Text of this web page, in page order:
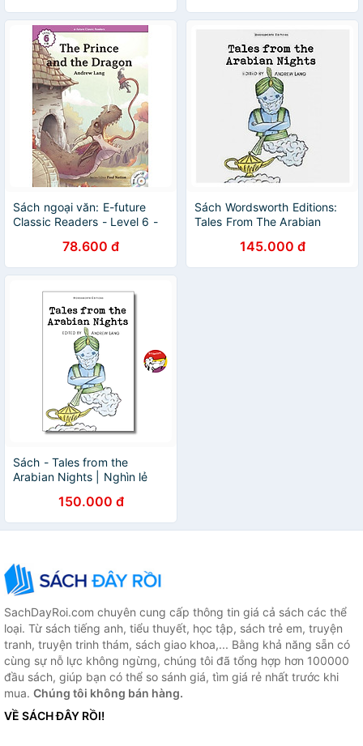
Sách ngoại văn: E-future
Classic Readers - Level 6 -
78.600 đ
Sách Wordsworth Editions:
Tales From The Arabian
145.000 đ
Sách - Tales from the
Arabian Nights | Nghìn lẻ
văn Thiếu nhi Nhập khẩu
150.000 đ
SachDayRoi.com chuyên cung cấp thông tin giá cả sách các thể
loại. Từ sách tiếng anh, tiểu thuyết, học tập, sách trẻ em, truyện
tranh, truyện trinh thám, sách giao khoa,... Bằng khả năng sẵn có
cùng sự nỗ lực không ngừng, chúng tôi đã tổng hợp hơn 100000
đầu sách, giúp bạn có thể so sánh giá, tìm giá rẻ nhất trước khi
mua. Chúng tôi không bán hàng.
VỀ SÁCH ĐÂY RỒI!